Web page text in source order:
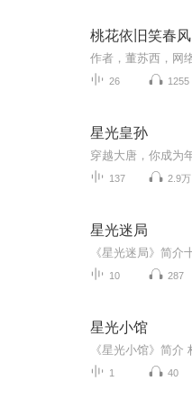
桃花依旧笑春风
26 1255
星光皇孙
137 2.9万
星光迷局
10 287
星光小馆
1 40